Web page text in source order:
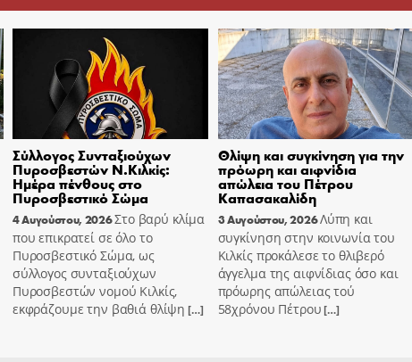
Σύλλογος Συνταξιούχων
Πυροσβεστών Ν.Κιλκίς:
Ημέρα πένθους στο
Πυροσβεστικό Σώμα
4 Αυγούστου, 2026Στο βαρύ κλίμα
που επικρατεί σε όλο το
Πυροσβεστικό Σώμα, ως
σύλλογος συνταξιούχων
Πυροσβεστών νομού Κιλκίς,
εκφράζουμε την βαθιά θλίψη […]
Θλίψη και συγκίνηση για την
πρόωρη και αιφνίδια
απώλεια του Πέτρου
Καπασακαλίδη
3 Αυγούστου, 2026Λύπη και
συγκίνηση στην κοινωνία του
Κιλκίς προκάλεσε το θλιβερό
άγγελμα της αιφνίδιας όσο και
πρόωρης απώλειας τού
58χρόνου Πέτρου[…]